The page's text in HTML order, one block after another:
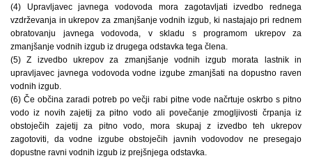
(4) Upravljavec javnega vodovoda mora zagotavljati izvedbo rednega
vzdrževanja in ukrepov za zmanjšanje vodnih izgub, ki nastajajo pri rednem
obratovanju javnega vodovoda, v skladu s programom ukrepov za
zmanjšanje vodnih izgub iz drugega odstavka tega člena.
(5) Z izvedbo ukrepov za zmanjšanje vodnih izgub morata lastnik in
upravljavec javnega vodovoda vodne izgube zmanjšati na dopustno raven
vodnih izgub.
(6) Če občina zaradi potreb po večji rabi pitne vode načrtuje oskrbo s pitno
vodo iz novih zajetij za pitno vodo ali povečanje zmogljivosti črpanja iz
obstoječih zajetij za pitno vodo, mora skupaj z izvedbo teh ukrepov
zagotoviti, da vodne izgube obstoječih javnih vodovodov ne presegajo
dopustne ravni vodnih izgub iz prejšnjega odstavka.